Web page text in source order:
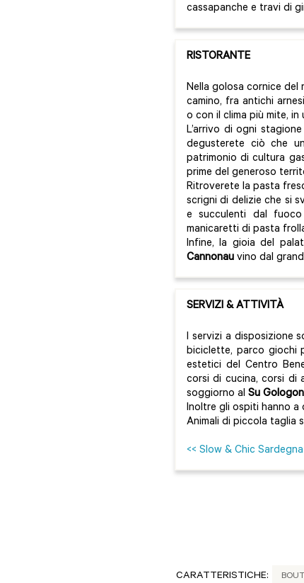
cassapanche e travi di
RISTORANTE
Nella golosa cornice del
camino, fra antichi
o con il clima più mite,
L’arrivo di ogni
degusterete ciò che
patrimonio di cultura
prime del generoso
Ritroverete la pasta
scrigni di delizie che si
e succulenti dal
manicaretti di pasta
Infine, la gioia del
Cannonau vino dal
SERVIZI & ATTIVITÀ
I servizi a disposizione
biciclette, parco giochi
estetici del Centro
corsi di cucina, corsi di
soggiorno al Su
Inoltre gli ospiti hanno a
Animali di piccola taglia
<< Slow & Chic Sardegna
CARATTERISTICHE: